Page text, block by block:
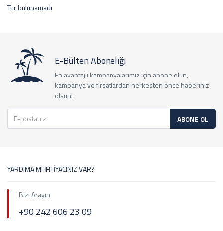
Tur bulunamadı
E-Bülten Aboneliği
En avantajlı kampanyalarımız için abone olun,
kampanya ve fırsatlardan herkesten önce haberiniz
olsun!
ABONE OL
YARDIMA MI İHTİYACINIZ VAR?
Bizi Arayın
+90 242 606 23 09